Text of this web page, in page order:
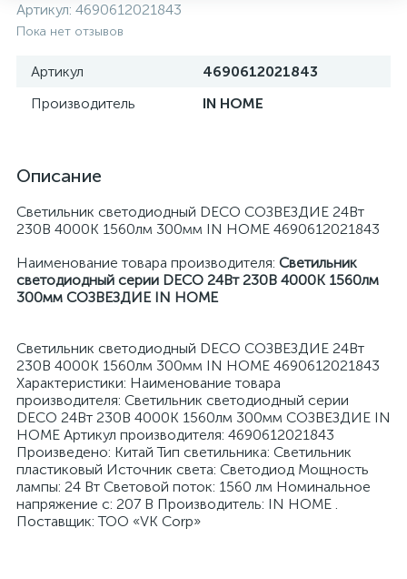
Артикул: 4690612021843
Пока нет отзывов
Артикул
4690612021843
Производитель
IN HOME
Описание
Светильник светодиодный DECO СОЗВЕЗДИЕ 24Вт
230В 4000К 1560лм 300мм IN HOME 4690612021843
Наименование товара производителя: Светильник
светодиодный серии DECO 24Вт 230В 4000К 1560лм
300мм СОЗВЕЗДИЕ IN HOME
Светильник светодиодный DECO СОЗВЕЗДИЕ 24Вт
230В 4000К 1560лм 300мм IN HOME 4690612021843
Характеристики: Наименование товара
производителя: Светильник светодиодный серии
DECO 24Вт 230В 4000К 1560лм 300мм СОЗВЕЗДИЕ IN
HOME Артикул производителя: 4690612021843
Произведено: Китай Тип светильника: Светильник
пластиковый Источник света: Светодиод Мощность
лампы: 24 Вт Световой поток: 1560 лм Номинальное
напряжение с: 207 В Производитель: IN HOME .
Поставщик: ТОО «VK Corp»